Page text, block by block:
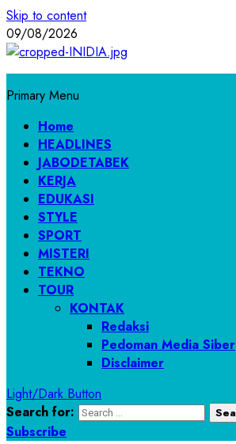
Skip to content
09/08/2026
Primary Menu
Home
HEADLINES
JABODETABEK
KERJA
EDUKASI
STYLE
SPORT
MISTERI
TEKNO
TOUR
KONTAK
Redaksi
Pedoman Media Siber
Disclaimer
Light/Dark Button
Search for:
Subscribe